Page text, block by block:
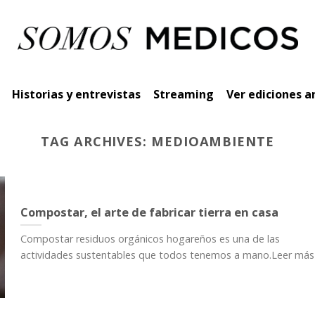
Historias y entrevistas Streaming Ver ediciones
TAG ARCHIVES: MEDIOAMBIENTE
Compostar, el arte de fabricar tierra en casa
Compostar residuos orgánicos hogareños es una de las
actividades sustentables que todos tenemos a mano.Leer más